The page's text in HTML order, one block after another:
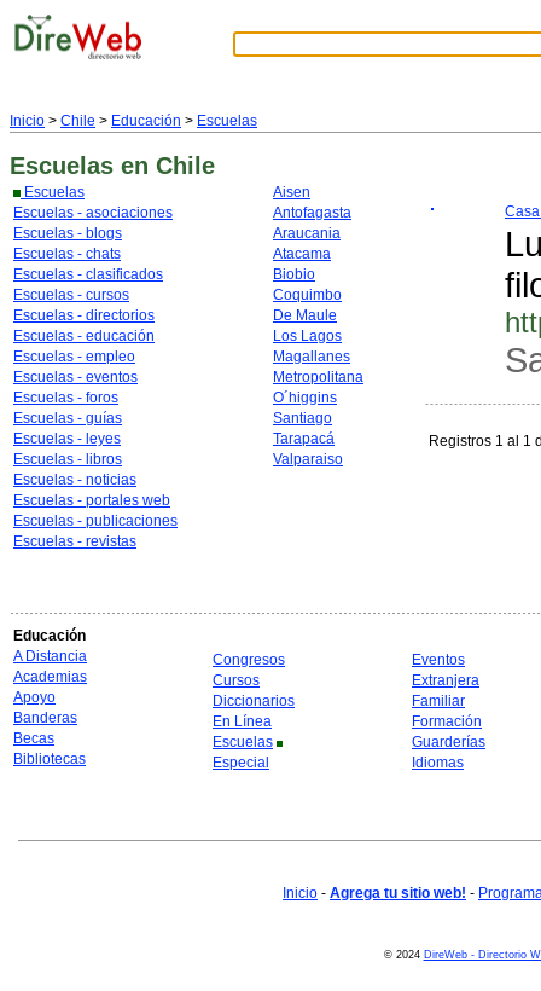
Inicio > Chile > Educación > Escuelas
Escuelas en Chile
Escuelas
Escuelas - asociaciones
Escuelas - blogs
Escuelas - chats
Escuelas - clasificados
Escuelas - cursos
Escuelas - directorios
Escuelas - educación
Escuelas - empleo
Escuelas - eventos
Escuelas - foros
Escuelas - guías
Escuelas - leyes
Escuelas - libros
Escuelas - noticias
Escuelas - portales web
Escuelas - publicaciones
Escuelas - revistas
Aisen
Antofagasta
Araucania
Atacama
Biobio
Coquimbo
De Maule
Los Lagos
Magallanes
Metropolitana
O´higgins
Santiago
Tarapacá
Valparaiso
Registros 1 al 1
Educación
A Distancia
Academias
Apoyo
Banderas
Becas
Bibliotecas
Congresos
Cursos
Diccionarios
En Línea
Escuelas
Especial
Eventos
Extranjera
Familiar
Formación
Guarderías
Idiomas
Inicio - Agrega tu sitio web! -
© 2024 DireWeb - Directorio